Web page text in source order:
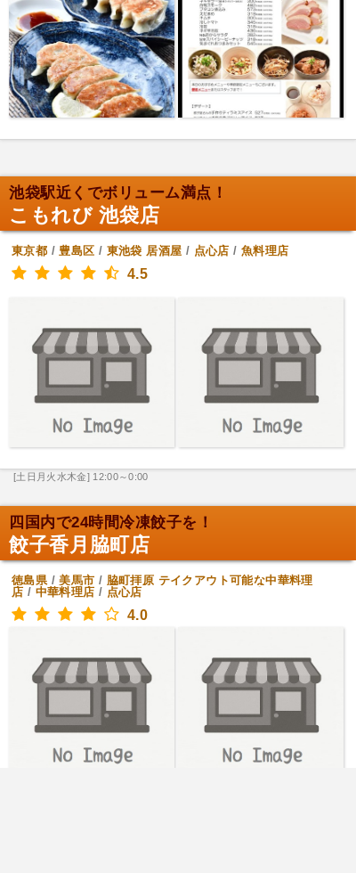
池袋駅近くでボリューム満点！
こもれび 池袋店
東京都 /豊島区 / 東池袋 居酒屋 / 点心店 / 魚料理店
4.5
[土日月火水木金] 12:00～0:00
四国内で24時間冷凍餃子を！
餃子香月脇町店
徳島県/美馬市 / 脇町拝原 テイクアウト可能な中華料理
店 / 中華料理店 / 点心店
4.0